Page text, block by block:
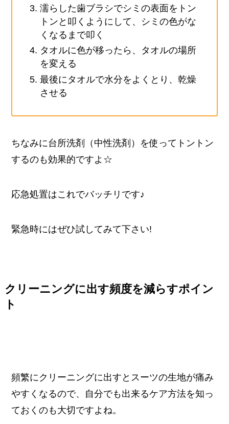
濡らした歯ブラシでシミの表面をトン
トンと叩くようにして、シミの色がな
くなるまで叩く
タオルに色が移ったら、タオルの場所
を変える
最後にタオルで水分をよくとり、乾燥
させる
ちなみに台所洗剤（中性洗剤）を使ってトントン
するのも効果的ですよ☆
応急処置はこれでバッチリです♪
緊急時にはぜひ試してみて下さい!
クリーニングに出す頻度を減らすポイン
ト
頻繁にクリーニングに出すとスーツの生地が痛み
やすくなるので、自分でも出来るケア方法を知っ
ておくのも大切ですよね。